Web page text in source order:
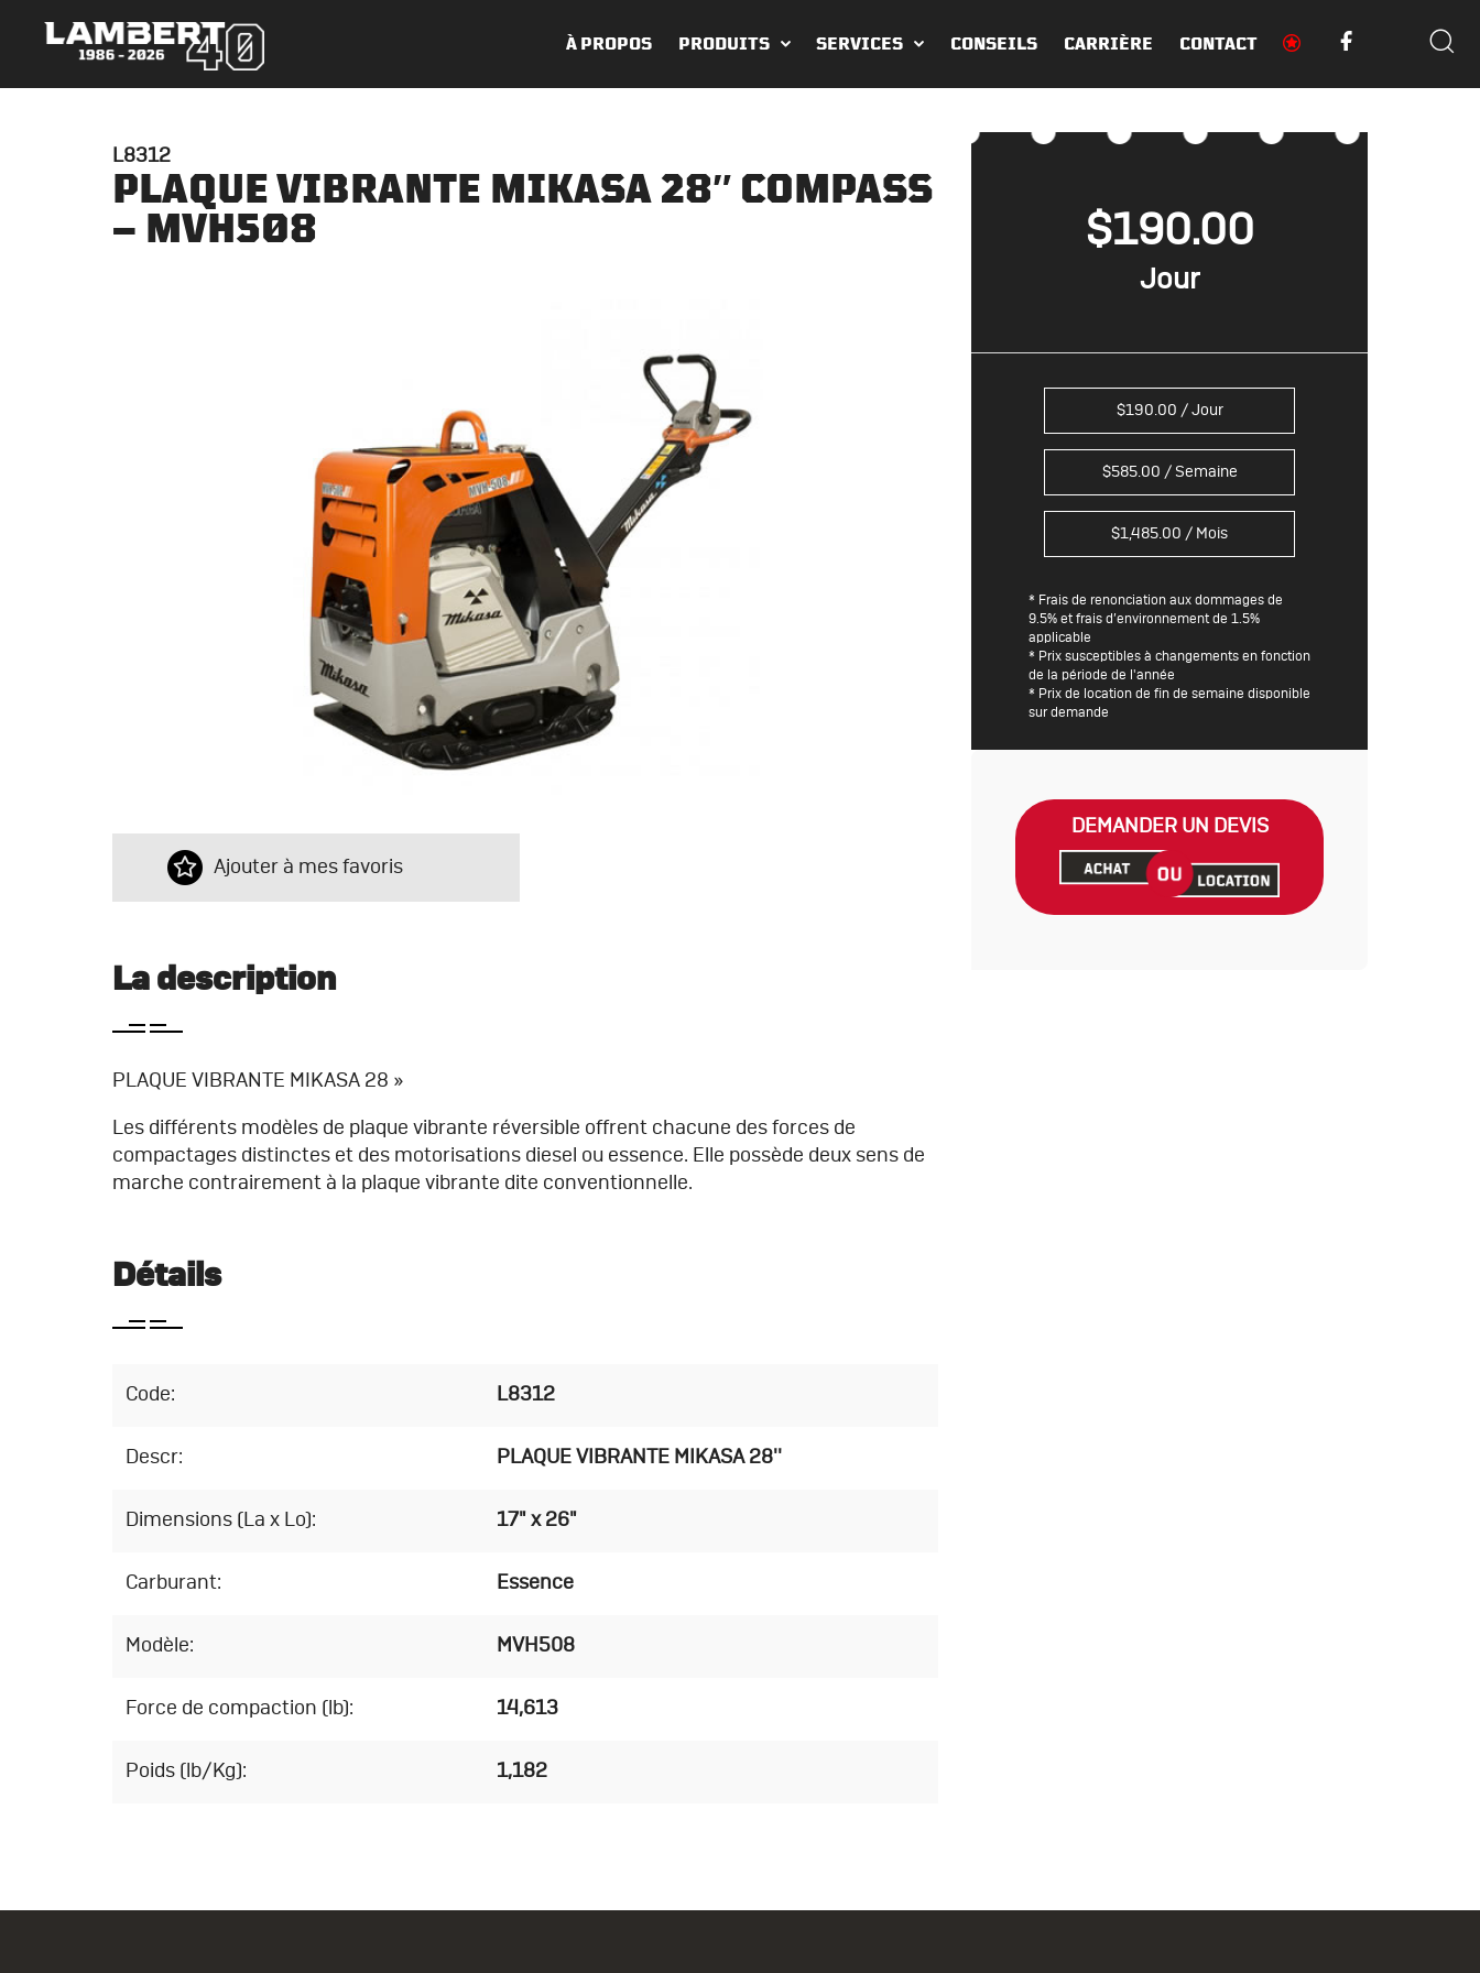
À PROPOS PRODUITS SERVICES CONSEILS CARRIÈRE CONTACT
L8312
PLAQUE VIBRANTE MIKASA 28″ COMPASS
– MVH508
Ajouter à mes favoris
La description
PLAQUE VIBRANTE MIKASA 28 »
Les différents modèles de plaque vibrante réversible offrent chacune des forces de
compactages distinctes et des motorisations diesel ou essence. Elle possède deux sens de
marche contrairement à la plaque vibrante dite conventionnelle.
Détails
Code: L8312
Descr: PLAQUE VIBRANTE MIKASA 28''
Dimensions (La x Lo): 17" x 26"
Carburant: Essence
Modèle: MVH508
Force de compaction (lb): 14,613
Poids (lb/Kg): 1,182
$190.00
$190.00 / Jour
$585.00 / Semaine
$1,485.00 / Mois
* Frais de renonciation aux dommages de
9.5% et frais d’environnement de 1.5%
applicable
* Prix susceptibles à changements en fonction
de la période de l'année
* Prix de location de fin de semaine disponible
sur demande
DEMANDER UN DEVIS